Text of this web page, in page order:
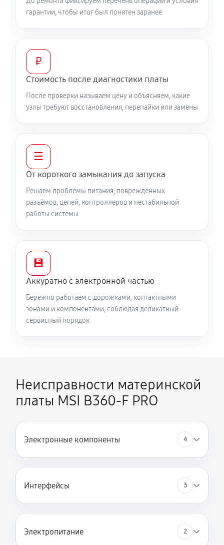
гарантии, чтобы итог был понятен заранее
₽
Стоимость после диагностики платы
После проверки называем цену и объясняем, какие
узлы требуют восстановления, перепайки или замены
☰
От короткого замыкания до запуска
Решаем проблемы питания, повреждённых
разъёмов, цепей, контроллеров и нестабильной
работы системы
💾
Аккуратно с электронной частью
Бережно работаем с дорожками, контактными
зонами и компонентами, соблюдая деликатный
сервисный порядок
Неисправности материнской
платы MSI B360-F PRO
Электронные компоненты 4
Интерфейсы 3
Электропитание 2